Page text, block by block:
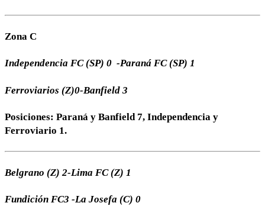
Zona C
Independencia FC (SP) 0 -Paraná FC (SP) 1
Ferroviarios (Z)0-Banfield 3
Posiciones: Paraná y Banfield 7, Independencia y
Ferroviario 1.
Belgrano (Z) 2-Lima FC (Z) 1
Fundición FC3 -La Josefa (C) 0